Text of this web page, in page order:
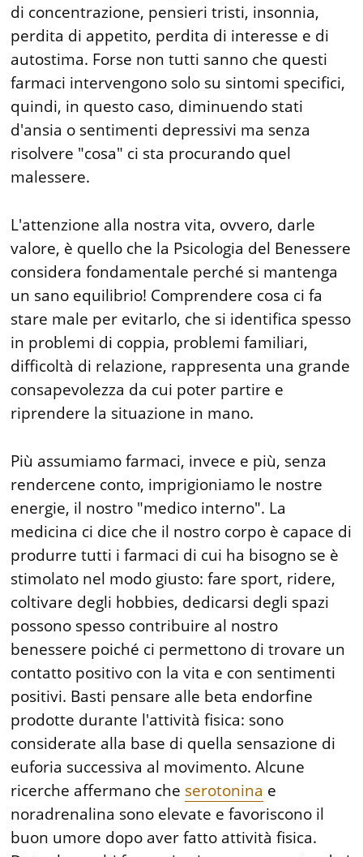
di concentrazione, pensieri tristi, insonnia,
perdita di appetito, perdita di interesse e di
autostima. Forse non tutti sanno che questi
farmaci intervengono solo su sintomi specifici,
quindi, in questo caso, diminuendo stati
d'ansia o sentimenti depressivi ma senza
risolvere "cosa" ci sta procurando quel
malessere.
L'attenzione alla nostra vita, ovvero, darle
valore, è quello che la Psicologia del Benessere
considera fondamentale perché si mantenga
un sano equilibrio! Comprendere cosa ci fa
stare male per evitarlo, che si identifica spesso
in problemi di coppia, problemi familiari,
difficoltà di relazione, rappresenta una grande
consapevolezza da cui poter partire e
riprendere la situazione in mano.
Più assumiamo farmaci, invece e più, senza
rendercene conto, imprigioniamo le nostre
energie, il nostro "medico interno". La
medicina ci dice che il nostro corpo è capace di
produrre tutti i farmaci di cui ha bisogno se è
stimolato nel modo giusto: fare sport, ridere,
coltivare degli hobbies, dedicarsi degli spazi
possono spesso contribuire al nostro
benessere poiché ci permettono di trovare un
contatto positivo con la vita e con sentimenti
positivi. Basti pensare alle beta endorfine
prodotte durante l'attività fisica: sono
considerate alla base di quella sensazione di
euforia successiva al movimento. Alcune
ricerche affermano che serotonina e
noradrenalina sono elevate e favoriscono il
buon umore dopo aver fatto attività fisica.